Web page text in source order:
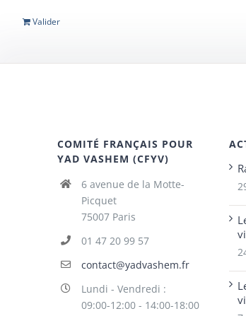
Valider
COMITÉ FRANÇAIS POUR
YAD VASHEM (CFYV)
6 avenue de la Motte-
Picquet
75007 Paris
01 47 20 99 57
contact@yadvashem.fr
Lundi - Vendredi :
09:00-12:00 - 14:00-18:00